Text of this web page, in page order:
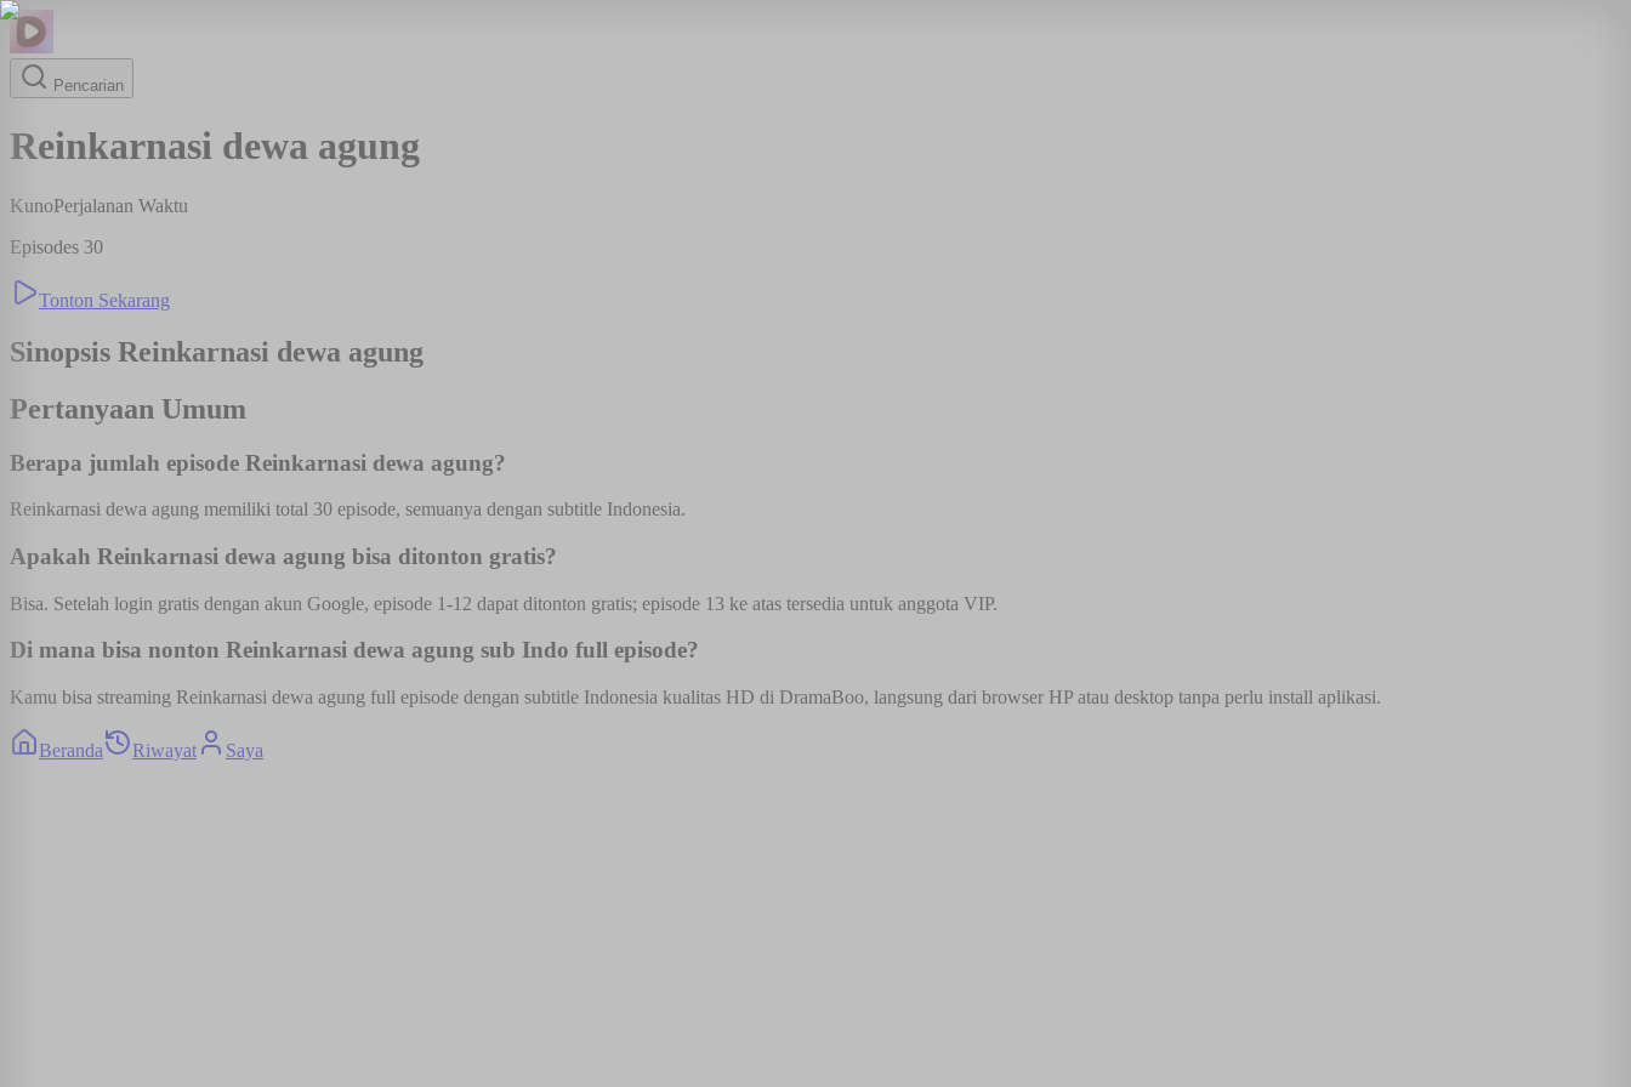
Pencarian
Reinkarnasi dewa agung
KunoPerjalanan Waktu
Episodes 30
Tonton Sekarang
Sinopsis Reinkarnasi dewa agung
Pertanyaan Umum
Berapa jumlah episode Reinkarnasi dewa agung?
Reinkarnasi dewa agung memiliki total 30 episode, semuanya dengan subtitle Indonesia.
Apakah Reinkarnasi dewa agung bisa ditonton gratis?
Bisa. Setelah login gratis dengan akun Google, episode 1-12 dapat ditonton gratis; episode 13 ke atas tersedia untuk anggota VIP.
Di mana bisa nonton Reinkarnasi dewa agung sub Indo full episode?
Kamu bisa streaming Reinkarnasi dewa agung full episode dengan subtitle Indonesia kualitas HD di DramaBoo, langsung dari browser HP atau desktop tanpa perlu install aplikasi.
Beranda Riwayat Saya